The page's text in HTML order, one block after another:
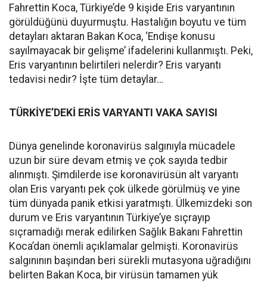
Fahrettin Koca, Türkiye’de 9 kişide Eris varyantının
görüldüğünü duyurmuştu. Hastalığın boyutu ve tüm
detayları aktaran Bakan Koca, ‘Endişe konusu
sayılmayacak bir gelişme’ ifadelerini kullanmıştı. Peki,
Eris varyantının belirtileri nelerdir? Eris varyantı
tedavisi nedir? İşte tüm detaylar…
TÜRKİYE’DEKİ ERİS VARYANTI VAKA SAYISI
Dünya genelinde koronavirüs salgınıyla mücadele
uzun bir süre devam etmiş ve çok sayıda tedbir
alınmıştı. Şimdilerde ise koronavirüsün alt varyantı
olan Eris varyantı pek çok ülkede görülmüş ve yine
tüm dünyada panik etkisi yaratmıştı. Ülkemizdeki son
durum ve Eris varyantının Türkiye’ye sıçrayıp
sıçramadığı merak edilirken Sağlık Bakanı Fahrettin
Koca’dan önemli açıklamalar gelmişti. Koronavirüs
salgınının başından beri sürekli mutasyona uğradığını
belirten Bakan Koca, bir virüsün tamamen yük